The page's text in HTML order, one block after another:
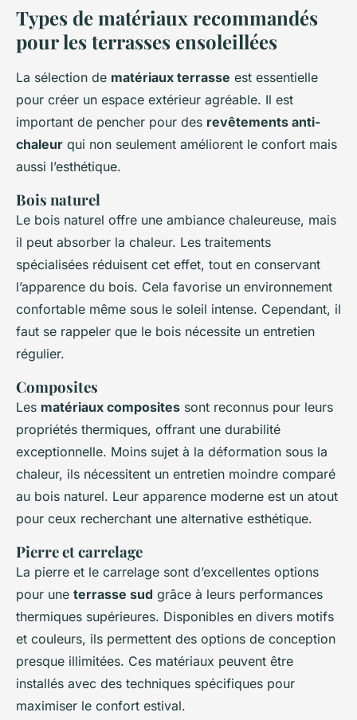
Types de matériaux recommandés
pour les terrasses ensoleillées
La sélection de matériaux terrasse est essentielle
pour créer un espace extérieur agréable. Il est
important de pencher pour des revêtements anti-
chaleur qui non seulement améliorent le confort mais
aussi l’esthétique.
Bois naturel
Le bois naturel offre une ambiance chaleureuse, mais
il peut absorber la chaleur. Les traitements
spécialisées réduisent cet effet, tout en conservant
l’apparence du bois. Cela favorise un environnement
confortable même sous le soleil intense. Cependant, il
faut se rappeler que le bois nécessite un entretien
régulier.
Composites
Les matériaux composites sont reconnus pour leurs
propriétés thermiques, offrant une durabilité
exceptionnelle. Moins sujet à la déformation sous la
chaleur, ils nécessitent un entretien moindre comparé
au bois naturel. Leur apparence moderne est un atout
pour ceux recherchant une alternative esthétique.
Pierre et carrelage
La pierre et le carrelage sont d’excellentes options
pour une terrasse sud grâce à leurs performances
thermiques supérieures. Disponibles en divers motifs
et couleurs, ils permettent des options de conception
presque illimitées. Ces matériaux peuvent être
installés avec des techniques spécifiques pour
maximiser le confort estival.